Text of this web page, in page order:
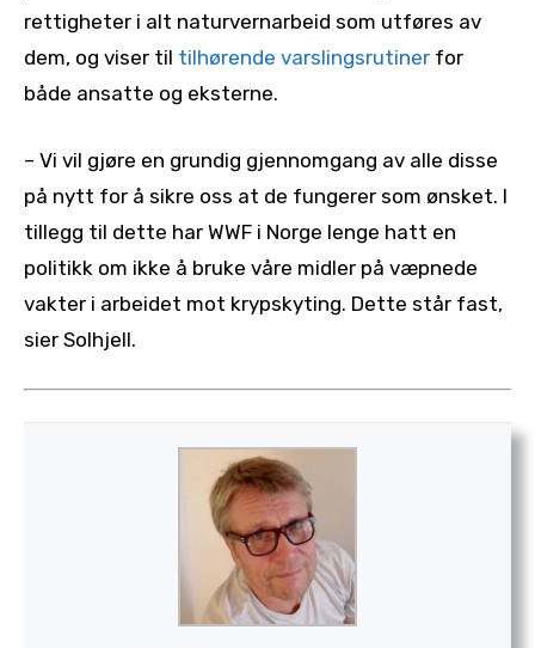
rettigheter i alt naturvernarbeid som utføres av
dem, og viser til tilhørende varslingsrutiner for
både ansatte og eksterne.
– Vi vil gjøre en grundig gjennomgang av alle disse
på nytt for å sikre oss at de fungerer som ønsket. I
tillegg til dette har WWF i Norge lenge hatt en
politikk om ikke å bruke våre midler på væpnede
vakter i arbeidet mot krypskyting. Dette står fast,
sier Solhjell.